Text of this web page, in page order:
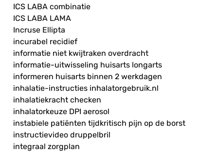
ICS LABA combinatie
ICS LABA LAMA
Incruse Ellipta
incurabel recidief
informatie niet kwijtraken overdracht
informatie-uitwisseling huisarts longarts
informeren huisarts binnen 2 werkdagen
inhalatie-instructies inhalatorgebruik.nl
inhalatiekracht checken
inhalatorkeuze DPI aerosol
instabiele patiënten tijdkritisch pijn op de borst
instructievideo druppelbril
integraal zorgplan